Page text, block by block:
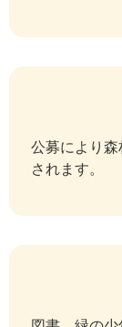
公募により
されます。